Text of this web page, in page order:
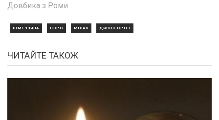
Довбика з Роми.
НІМЕЧЧИНА ЄВРО МІЛАН ДИВОК ОРІГІ
ЧИТАЙТЕ ТАКОЖ